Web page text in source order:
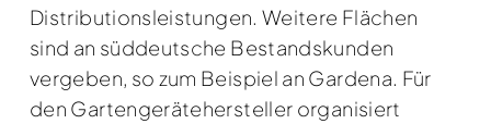
Distributionsleistungen. Weitere Flächen
sind an süddeutsche Bestandskunden
vergeben, so zum Beispiel an Gardena. Für
den Gartengerätehersteller organisiert